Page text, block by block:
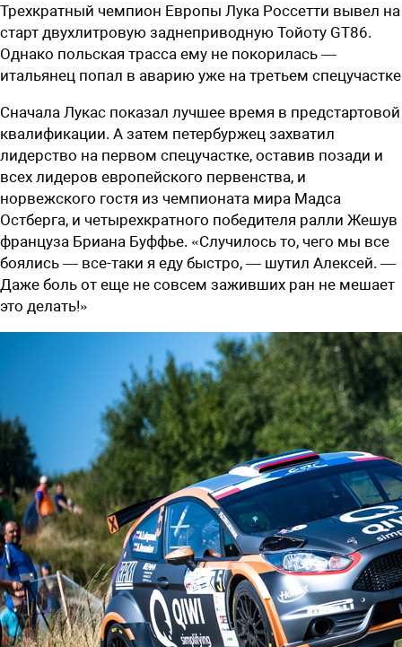
Трехкратный чемпион Европы Лука Россетти вывел на
старт двухлитровую заднеприводную Тойоту GT86.
Однако польская трасса ему не покорилась —
итальянец попал в аварию уже на третьем спецучастке
Сначала Лукас показал лучшее время в предстартовой
квалификации. А затем петербуржец захватил
лидерство на первом спецучастке, оставив позади и
всех лидеров европейского первенства, и
норвежского гостя из чемпионата мира Мадса
Остберга, и четырехкратного победителя ралли Жешув
француза Бриана Буффье. «Случилось то, чего мы все
боялись — все-таки я еду быстро, — шутил Алексей. —
Даже боль от еще не совсем заживших ран не мешает
это делать!»